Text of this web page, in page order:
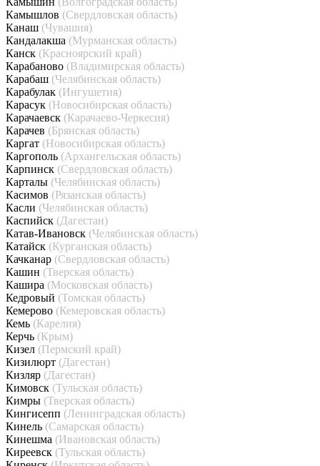
Камышлов (Свердловская область)
Канаш (Чувашия)
Кандалакша (Мурманская область)
Канск (Красноярский край)
Карабаново (Владимирская область)
Карабаш (Челябинская область)
Карабулак (Ингушетия)
Карасук (Новосибирская область)
Карачаевск (Карачаево-Черкесия)
Карачев (Брянская область)
Каргат (Новосибирская область)
Каргополь (Архангельская область)
Карпинск (Свердловская область)
Карталы (Челябинская область)
Касимов (Рязанская область)
Касли (Челябинская область)
Каспийск (Дагестан)
Катав-Ивановск (Челябинская область)
Катайск (Курганская область)
Качканар (Свердловская область)
Кашин (Тверская область)
Кашира (Московская область)
Кедровый (Томская область)
Кемерово (Кемеровская область)
Кемь (Карелия)
Керчь (Крым)
Кизел (Пермский край)
Кизилюрт (Дагестан)
Кизляр (Дагестан)
Кимовск (Тульская область)
Кимры (Тверская область)
Кингисепп (Ленинградская область)
Кинель (Самарская область)
Кинешма (Ивановская область)
Киреевск (Тульская область)